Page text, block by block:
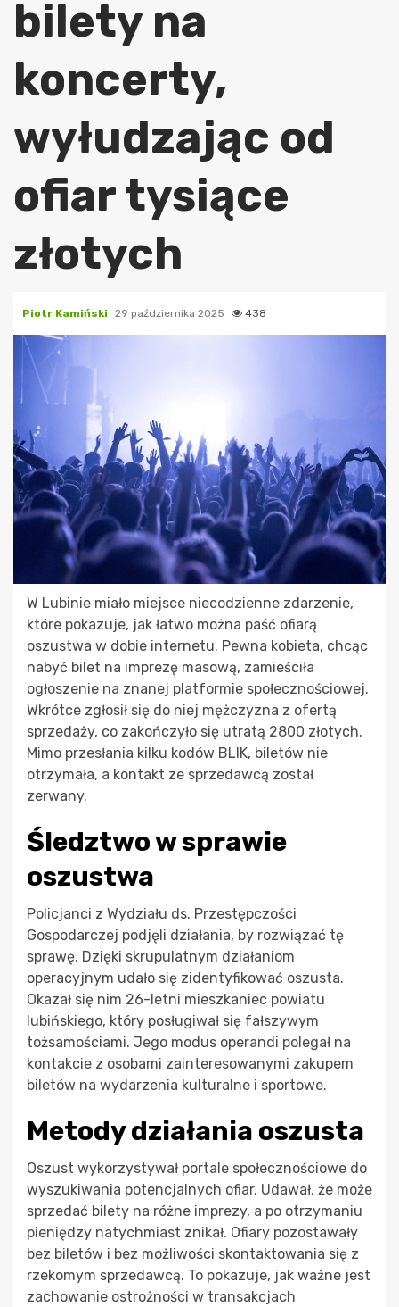
bilety na
koncerty,
wyłudzając od
ofiar tysiące
złotych
Piotr Kamiński 29 października 2025 438
W Lubinie miało miejsce niecodzienne zdarzenie,
które pokazuje, jak łatwo można paść ofiarą
oszustwa w dobie internetu. Pewna kobieta, chcąc
nabyć bilet na imprezę masową, zamieściła
ogłoszenie na znanej platformie społecznościowej.
Wkrótce zgłosił się do niej mężczyzna z ofertą
sprzedaży, co zakończyło się utratą 2800 złotych.
Mimo przesłania kilku kodów BLIK, biletów nie
otrzymała, a kontakt ze sprzedawcą został
zerwany.
Śledztwo w sprawie
oszustwa
Policjanci z Wydziału ds. Przestępczości
Gospodarczej podjęli działania, by rozwiązać tę
sprawę. Dzięki skrupulatnym działaniom
operacyjnym udało się zidentyfikować oszusta.
Okazał się nim 26-letni mieszkaniec powiatu
lubińskiego, który posługiwał się fałszywym
tożsamościami. Jego modus operandi polegał na
kontakcie z osobami zainteresowanymi zakupem
biletów na wydarzenia kulturalne i sportowe.
Metody działania oszusta
Oszust wykorzystywał portale społecznościowe do
wyszukiwania potencjalnych ofiar. Udawał, że może
sprzedać bilety na różne imprezy, a po otrzymaniu
pieniędzy natychmiast znikał. Ofiary pozostawały
bez biletów i bez możliwości skontaktowania się z
rzekomym sprzedawcą. To pokazuje, jak ważne jest
zachowanie ostrożności w transakcjach